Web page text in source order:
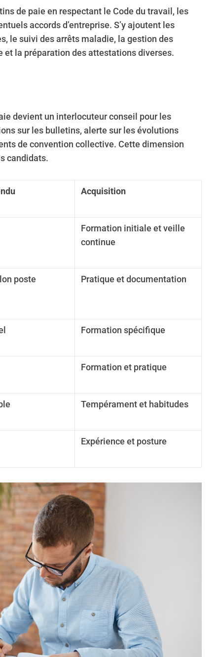
de paie en respectant le Code du travail, les
accords d’entreprise. S’y ajoutent les
le suivi des arrêts maladie, la gestion des
et la préparation des attestations diverses.
devient un interlocuteur conseil pour les
sur les bulletins, alerte sur les évolutions
de convention collective. Cette dimension
candidats.
Acquisition
Formation initiale et veille
continue
poste Pratique et documentation
Formation spécifique
Formation et pratique
Tempérament et habitudes
Expérience et posture